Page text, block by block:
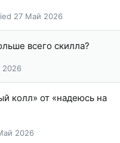
27 Май 2026
всего скилла?
2026
колл» от «надеюсь на
2026